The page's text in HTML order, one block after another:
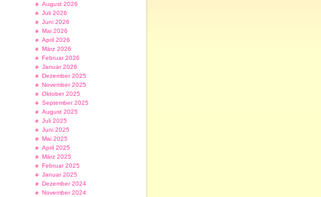
August 2026
Juli 2026
Juni 2026
Mai 2026
April 2026
März 2026
Februar 2026
Januar 2026
Dezember 2025
November 2025
Oktober 2025
September 2025
August 2025
Juli 2025
Juni 2025
Mai 2025
April 2025
März 2025
Februar 2025
Januar 2025
Dezember 2024
November 2024